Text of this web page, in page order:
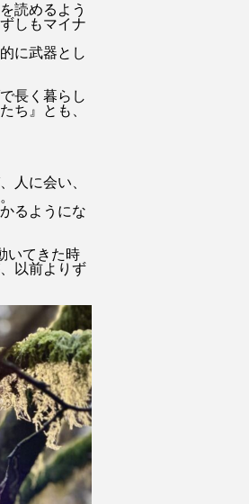
読めるよう
しもマイナ
に武器とし
長く暮らし
ち 』とも、
人に会い、
るようにな
いてきた時
以前よりず